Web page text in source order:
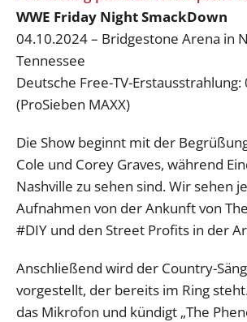
WWE Friday Night SmackDown
04.10.2024 – Bridgestone Arena in
Tennessee
Deutsche Free-TV-
(ProSieben MAXX)
Die Show beginnt mit der
Cole und Corey Graves, während
Nashville zu sehen sind. Wir sehen
Aufnahmen von der Ankunft von
#DIY und den Street Profits in der
Anschließend wird der Country-
vorgestellt, der bereits im Ring
das Mikrofon und kündigt „The